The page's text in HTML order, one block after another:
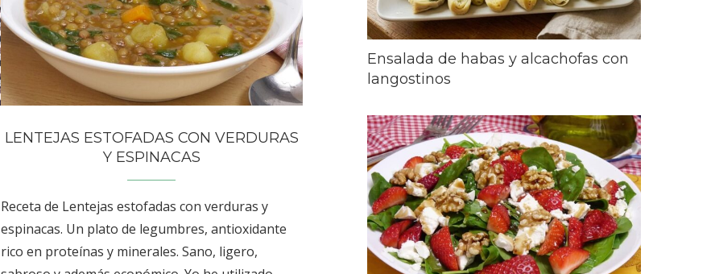
LENTEJAS ESTOFADAS CON VERDURAS
Y ESPINACAS
Receta de Lentejas estofadas con verduras y
espinacas. Un plato de legumbres, antioxidante
rico en proteínas y minerales. Sano, ligero,
Ensalada de habas y alcachofas con
langostinos